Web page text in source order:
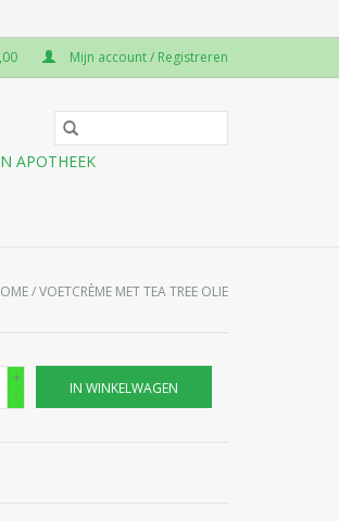
Mijn account / Registreren
APOTHEEK
/VOETCRÈME MET TEA TREE OLIE
+
-
IN WINKELWAGEN